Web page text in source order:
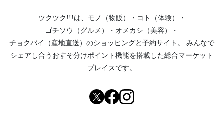
ツクツク!!!は、 モノ（物販） ・ コト（体験）
・
ゴチソウ（グルメ）
・ オメカシ（美容）
・
チョクバイ（産地直送） のショッピングと予約サイト。
みんなで
シェアし合う おすそ分けポイント機能を搭載した総合マーケット
プレイスです。